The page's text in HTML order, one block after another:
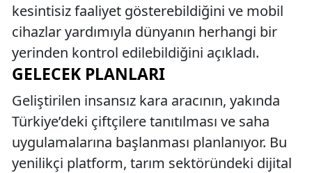
kesintisiz faaliyet gösterebildiğini ve mobil
cihazlar yardımıyla dünyanın herhangi bir
yerinden kontrol edilebildiğini açıkladı.
GELECEK PLANLARI
Geliştirilen insansız kara aracının, yakında
Türkiye’deki çiftçilere tanıtılması ve saha
uygulamalarına başlanması planlanıyor. Bu
yenilikçi platform, tarım sektöründeki dijital